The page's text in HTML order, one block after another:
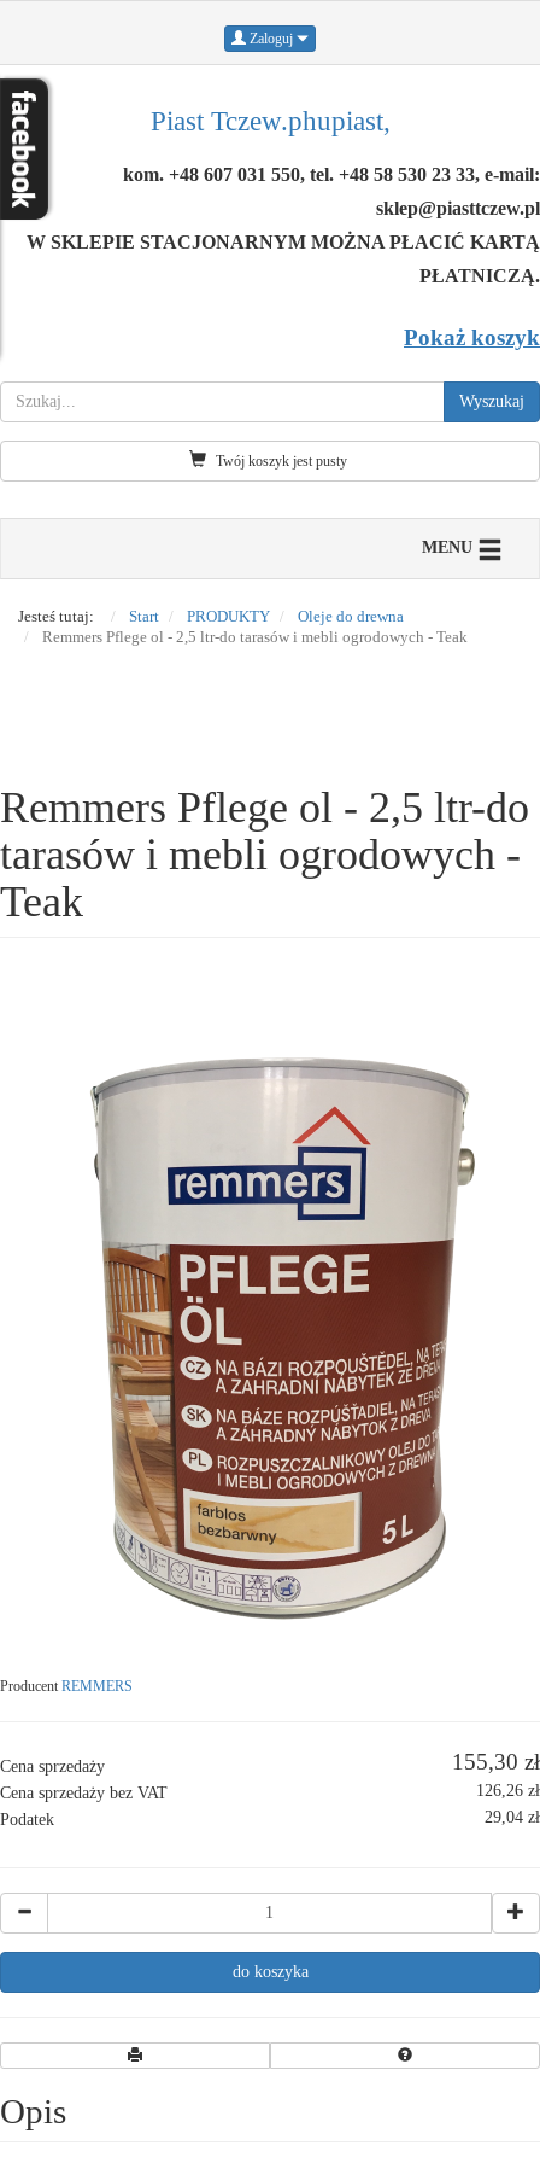
Zaloguj
Piast Tczew.phupiast,
kom. +48 607 031 550, tel. +48 58 530 23 33, e-mail:
sklep@piasttczew.pl
W SKLEPIE STACJONARNYM MOŻNA PŁACIĆ KARTĄ
PŁATNICZĄ.
Pokaż koszyk
Twój koszyk jest pusty
MENU Toggle
Jesteś tutaj: Start PRODUKTY
Oleje do drewna
Remmers Pflege ol - 2,5 ltr-do tarasów i mebli ogrodowych - Teak
Remmers Pflege ol - 2,5 ltr-do
tarasów i mebli ogrodowych -
Teak
Producent REMMERS
Cena sprzedaży 155,30 zł
Cena sprzedaży bez VAT
126,26 zł
Podatek
29,04 zł
Opis